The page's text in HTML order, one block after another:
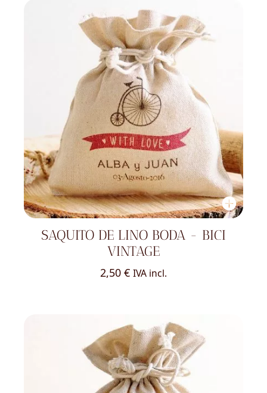
SAQUITO DE LINO BODA - BICI
VINTAGE
2,50 € IVA incl.